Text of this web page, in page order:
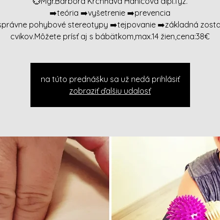
➡️teória ➡️vyšetrenie ➡️prevencia
pohybové stereotypy ➡️tejpovanie ➡️základná
cvikov.Môžete prísť aj s bábätkom,max.14 žien,cena:38€
na túto prednášku sa už nedá prihlásiť
zobraziť ďalšiu udalosť